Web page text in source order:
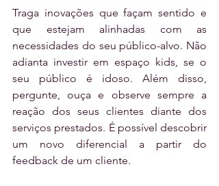
Traga inovações que façam sentido e
que estejam alinhadas com as
necessidades do seu público-alvo. Não
adianta investir em espaço kids, se o
seu público é idoso. Além disso,
pergunte, ouça e observe sempre a
reação dos seus clientes diante dos
serviços prestados. É possível descobrir
um novo diferencial a partir do
feedback de um cliente.